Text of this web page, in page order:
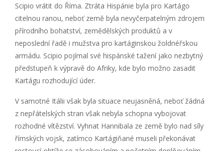
Scipio vrátit do Říma. Ztráta Hispánie byla pro Kartágo
citelnou ranou, neboť země byla nevyčerpatelným zdrojem
přírodního bohatství, zemědělských produktů a v
neposlední řadě i mužstva pro kartáginskou žoldnéřskou
armádu. Scipio pojímal své hispánské tažení jako nezbytný
předstupeň k výpravě do Afriky, kde bylo možno zasadit
Kartágu rozhodující úder.
V samotné Itálii však byla situace neujasněná, neboť žádná
z nepřátelských stran však nebyla schopna vybojovat
rozhodné vítězství. Vyhnat Hannibala ze země bylo nad síly
římských vojsk, zatímco Kartágiňané museli překonávat